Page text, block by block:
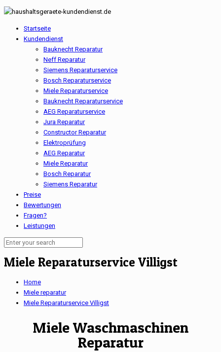
Startseite
Kundendienst
Bauknecht Reparatur
Neff Reparatur
Siemens Reparaturservice
Bosch Reparaturservice
Miele Reparaturservice
Bauknecht Reparaturservice
AEG Reparaturservice
Jura Reparatur
Constructor Reparatur
Elektroprüfung
AEG Reparatur
Miele Reparatur
Bosch Reparatur
Siemens Reparatur
Preise
Bewertungen
Fragen?
Leistungen
Miele Reparaturservice Villigst
Home
Miele reparatur
Miele Reparaturservice Villigst
Miele Waschmaschinen
Reparatur